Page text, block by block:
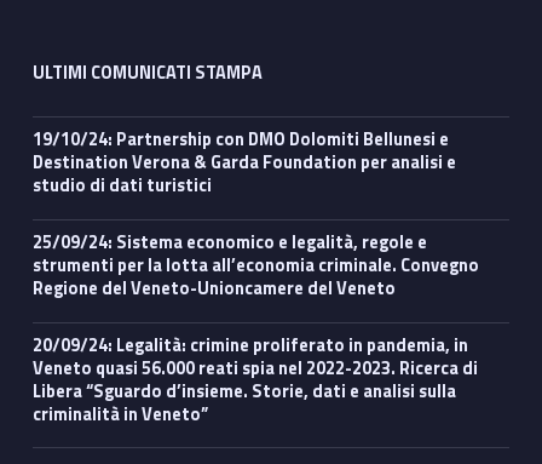
ULTIMI COMUNICATI STAMPA
19/10/24: Partnership con DMO Dolomiti Bellunesi e
Destination Verona & Garda Foundation per analisi e
studio di dati turistici
25/09/24: Sistema economico e legalità, regole e
strumenti per la lotta all’economia criminale. Convegno
Regione del Veneto-Unioncamere del Veneto
20/09/24: Legalità: crimine proliferato in pandemia, in
Veneto quasi 56.000 reati spia nel 2022-2023. Ricerca di
Libera “Sguardo d’insieme. Storie, dati e analisi sulla
criminalità in Veneto”